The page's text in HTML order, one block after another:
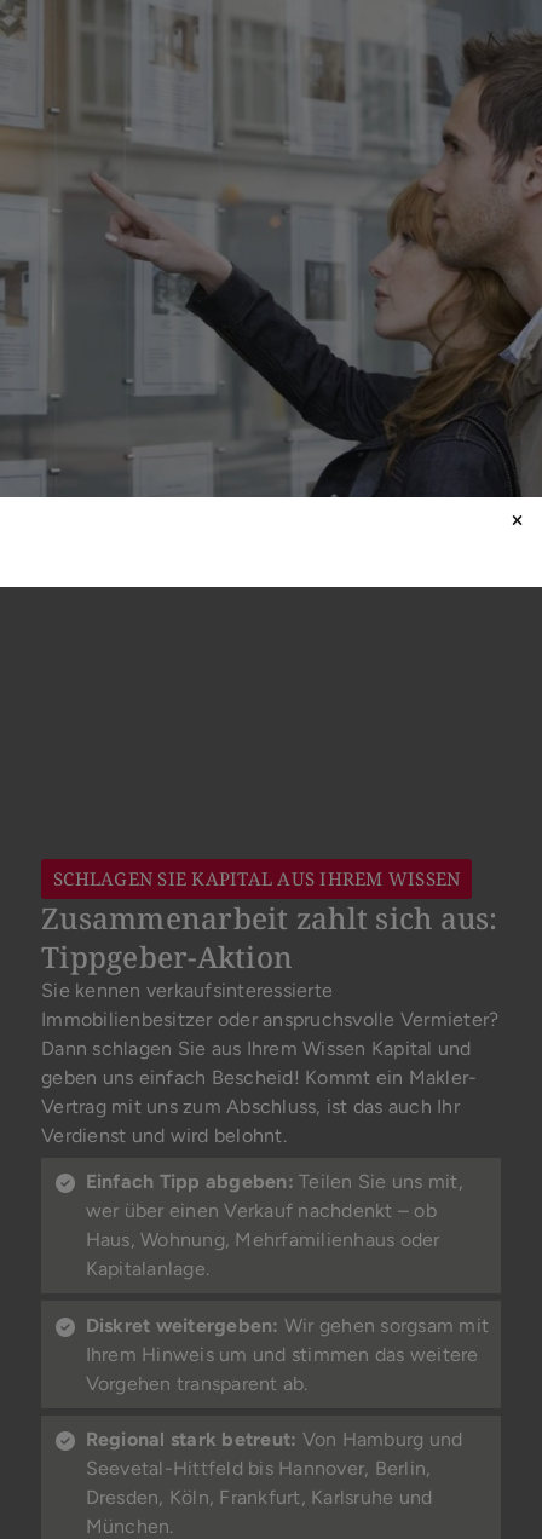
SCHLAGEN SIE KAPITAL AUS IHREM WISSEN
Zusammenarbeit zahlt sich aus:
Tippgeber-Aktion
Sie kennen verkaufsinteressierte
Immobilienbesitzer oder anspruchsvolle Vermieter?
Dann schlagen Sie aus Ihrem Wissen Kapital und
geben uns einfach Bescheid! Kommt ein Makler-
Vertrag mit uns zum Abschluss, ist das auch Ihr
Verdienst und wird belohnt.
Einfach Tipp abgeben: Teilen Sie uns mit,
wer über einen Verkauf nachdenkt – ob
Haus, Wohnung, Mehrfamilienhaus oder
Kapitalanlage.
Diskret weitergeben: Wir gehen sorgsam mit
Ihrem Hinweis um und stimmen das weitere
Vorgehen transparent ab.
Regional stark betreut: Von Hamburg und
Seevetal-Hittfeld bis Hannover, Berlin,
Dresden, Köln, Frankfurt, Karlsruhe und
München.